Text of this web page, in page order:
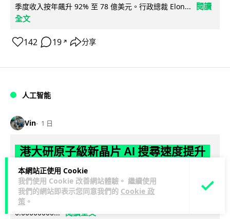
本網站正使用 Cookie
我們使用 Cookie 改善網站體驗。 繼續使用
我們的網站即表示您同意我們的 Cookie 政
策 。
季度收入按年飆升 92% 至 78 億美元。行政總裁 Elon...
閱讀
全文
142 19 ↗ 分享
人工智能
Vin 1 日
港大研原子級新晶片 AI 搜尋速度提升
一億倍 手機人臉識別免上雲端
香港大學團隊成功研發原子級厚度的「模擬存內搜尋」晶片，
比傳統 CPU 搜尋速度快約 1 億倍，延遲低至 36 皮秒（即
0.00000000... 閱讀全文